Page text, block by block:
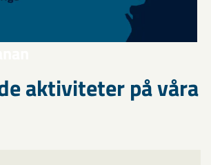
aktiviteter på våra